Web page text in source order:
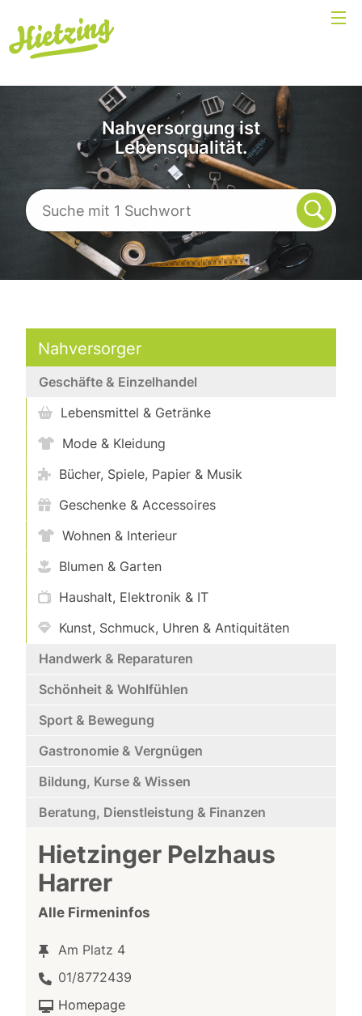
Nahversorgung ist
Lebensqualität.
Nahversorger
Geschäfte & Einzelhandel
Lebensmittel & Getränke
Mode & Kleidung
Bücher, Spiele, Papier & Musik
Geschenke & Accessoires
Wohnen & Interieur
Blumen & Garten
Haushalt, Elektronik & IT
Kunst, Schmuck, Uhren & Antiquitäten
Handwerk & Reparaturen
Schönheit & Wohlfühlen
Sport & Bewegung
Gastronomie & Vergnügen
Bildung, Kurse & Wissen
Beratung, Dienstleistung & Finanzen
Hietzinger Pelzhaus
Harrer
Alle Firmeninfos
Am Platz 4
01/8772439
Homepage